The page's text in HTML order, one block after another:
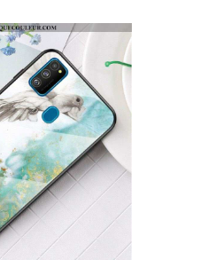
COQUE SAMSUNG GALAXY M21 FLEXIBLE TEXTURE FIBRE CARBONE